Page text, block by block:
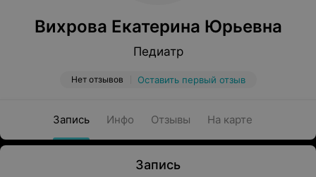
Вихрова Екатерина Юрьевна
Педиатр
Нет отзывов Оставить первый отзыв
Запись Инфо Отзывы На карте
Запись